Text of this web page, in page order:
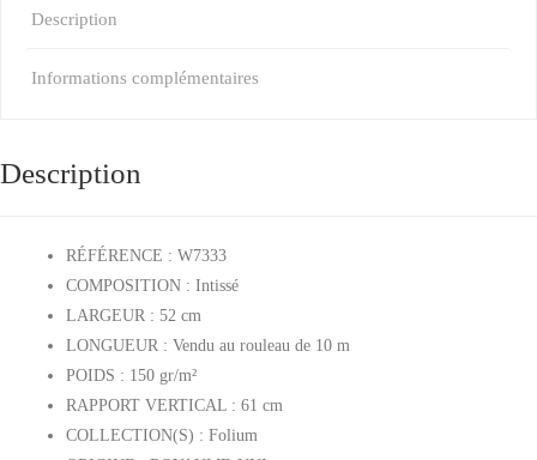
Description
Informations complémentaires
Description
RÉFÉRENCE : W7333
COMPOSITION : Intissé
LARGEUR : 52 cm
LONGUEUR : Vendu au rouleau de 10 m
POIDS : 150 gr/m²
RAPPORT VERTICAL : 61 cm
COLLECTION(S) : Folium